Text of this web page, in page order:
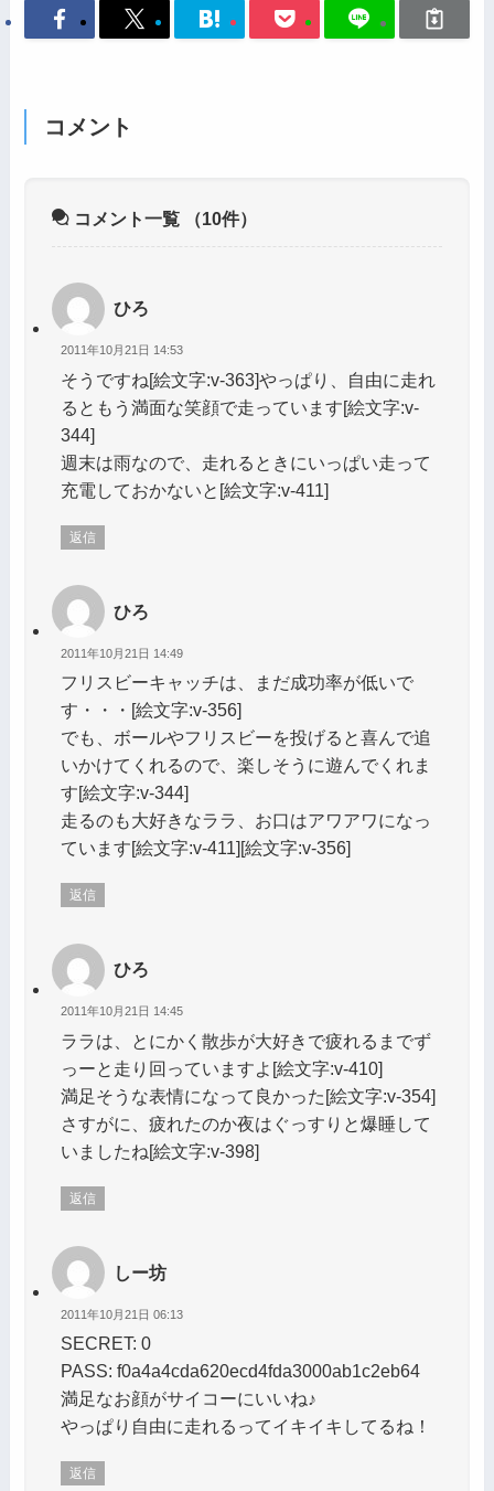
コメント
コメント一覧 （10件）
ひろ
2011年10月21日 14:53
そうですね[絵文字:v-363]やっぱり、自由に走れ
るともう満面な笑顔で走っています[絵文字:v-
344]
週末は雨なので、走れるときにいっぱい走って
充電しておかないと[絵文字:v-411]
返信
ひろ
2011年10月21日 14:49
フリスビーキャッチは、まだ成功率が低いで
す・・・[絵文字:v-356]
でも、ボールやフリスビーを投げると喜んで追
いかけてくれるので、楽しそうに遊んでくれま
す[絵文字:v-344]
走るのも大好きなララ、お口はアワアワになっ
ています[絵文字:v-411][絵文字:v-356]
返信
ひろ
2011年10月21日 14:45
ララは、とにかく散歩が大好きで疲れるまでず
っーと走り回っていますよ[絵文字:v-410]
満足そうな表情になって良かった[絵文字:v-354]
さすがに、疲れたのか夜はぐっすりと爆睡して
いましたね[絵文字:v-398]
返信
しー坊
2011年10月21日 06:13
SECRET: 0
PASS: f0a4a4cda620ecd4fda3000ab1c2eb64
満足なお顔がサイコーにいいね♪
やっぱり自由に走れるってイキイキしてるね！
返信